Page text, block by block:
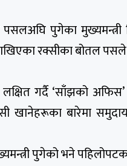
पसलअघि पुगेका
रक्सीका बोतल
गर्दै ‘साँझको
खानेहरूका बारेमा
पुगेको भने पहिलोपटक